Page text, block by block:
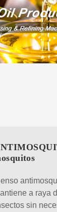
a raya
sin